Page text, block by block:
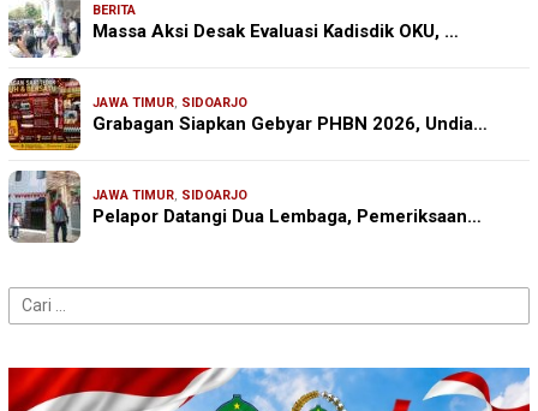
BERITA
Massa Aksi Desak Evaluasi Kadisdik OKU, …
JAWA TIMUR, SIDOARJO
Grabagan Siapkan Gebyar PHBN 2026, Undia…
JAWA TIMUR, SIDOARJO
Pelapor Datangi Dua Lembaga, Pemeriksaan…
Cari
untuk: